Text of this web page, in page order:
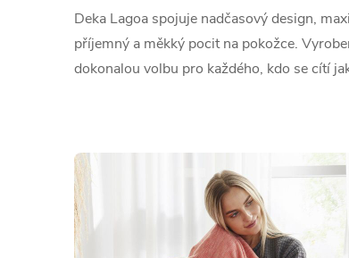
Deka Lagoa spojuje nadčasový design,
příjemný a měkký pocit na pokožce.
dokonalou volbu pro každého, kdo se cítí